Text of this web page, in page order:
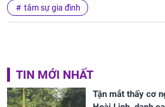
tâm sự gia đình
TIN MỚI NHẤT
Tận mắt thấy cơ